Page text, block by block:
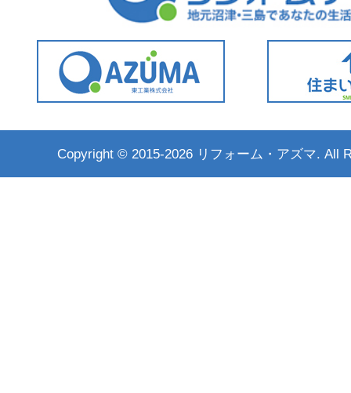
Copyright © 2015-2026 リフォーム・アズマ. All